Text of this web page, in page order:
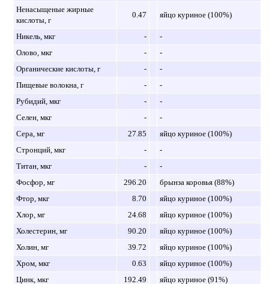
Ненасыщеные жирные
кислоты, г
0.47 яйцо куриное (100%)
Никель, мкг -
-
Олово, мкг
-
-
Органические кислоты, г
-
-
Пищевые волокна, г
-
-
Рубидий, мкг
-
-
Селен, мкг
-
-
Сера, мг
27.85
яйцо куриное (100%)
Стронций, мкг
-
-
Титан, мкг
-
-
Фосфор, мг
296.20
брынза коровья (88%)
Фтор, мкг
8.70
яйцо куриное (100%)
Хлор, мг
24.68
яйцо куриное (100%)
Холестерин, мг
90.20
яйцо куриное (100%)
Холин, мг
39.72
яйцо куриное (100%)
Хром, мкг
0.63
яйцо куриное (100%)
Цинк, мкг
192.49
яйцо куриное (91%)